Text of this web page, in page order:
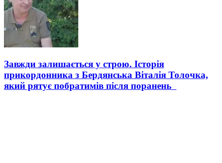
Завжди залишається у строю. Історія
прикордонника з Бердянська Віталія Толочка,
який рятує побратимів після поранень